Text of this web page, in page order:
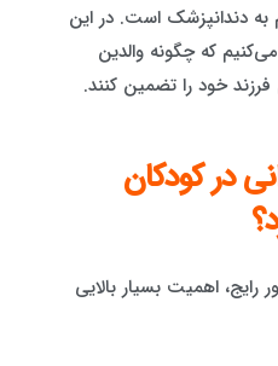
دندانپزشک است. در این
که چگونه والدین
خود را تضمین کنند.
در کودکان
اهمیت بسیار بالایی